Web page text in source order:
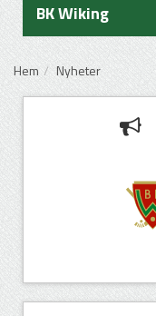
BK Wiking
Hem Nyheter